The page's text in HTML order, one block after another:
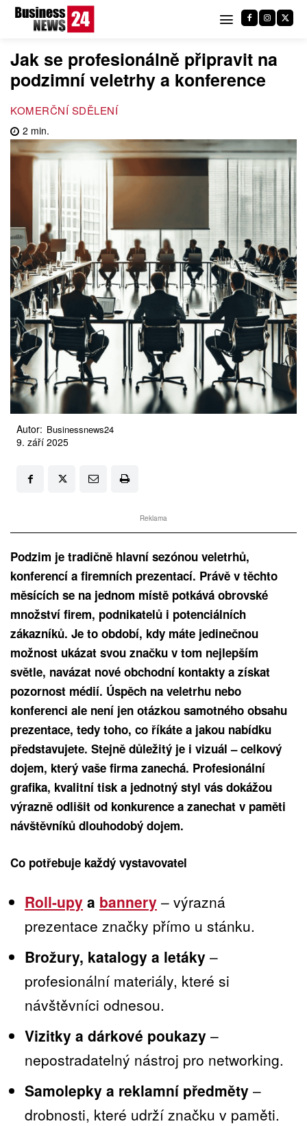
Jak se profesionálně připravit na
podzimní veletrhy a konference
KOMERČNÍ SDĚLENÍ
2 min.
Autor: Businessnews24
9. září 2025
Reklama
Podzim je tradičně hlavní sezónou veletrhů,
konferencí a firemních prezentací. Právě v těchto
měsících se na jednom místě potkává obrovské
množství firem, podnikatelů i potenciálních
zákazníků. Je to období, kdy máte jedinečnou
možnost ukázat svou značku v tom nejlepším
světle, navázat nové obchodní kontakty a získat
pozornost médií. Úspěch na veletrhu nebo
konferenci ale není jen otázkou samotného obsahu
prezentace, tedy toho, co říkáte a jakou nabídku
představujete. Stejně důležitý je i vizuál – celkový
dojem, který vaše firma zanechá. Profesionální
grafika, kvalitní tisk a jednotný styl vás dokážou
výrazně odlišit od konkurence a zanechat v paměti
návštěvníků dlouhodobý dojem.
Co potřebuje každý vystavovatel
Roll-upy a bannery – výrazná
prezentace značky přímo u stánku.
Brožury, katalogy a letáky –
profesionální materiály, které si
návštěvníci odnesou.
Vizitky a dárkové poukazy –
nepostradatelný nástroj pro networking.
Samolepky a reklamní předměty –
drobnosti, které udrží značku v paměti.